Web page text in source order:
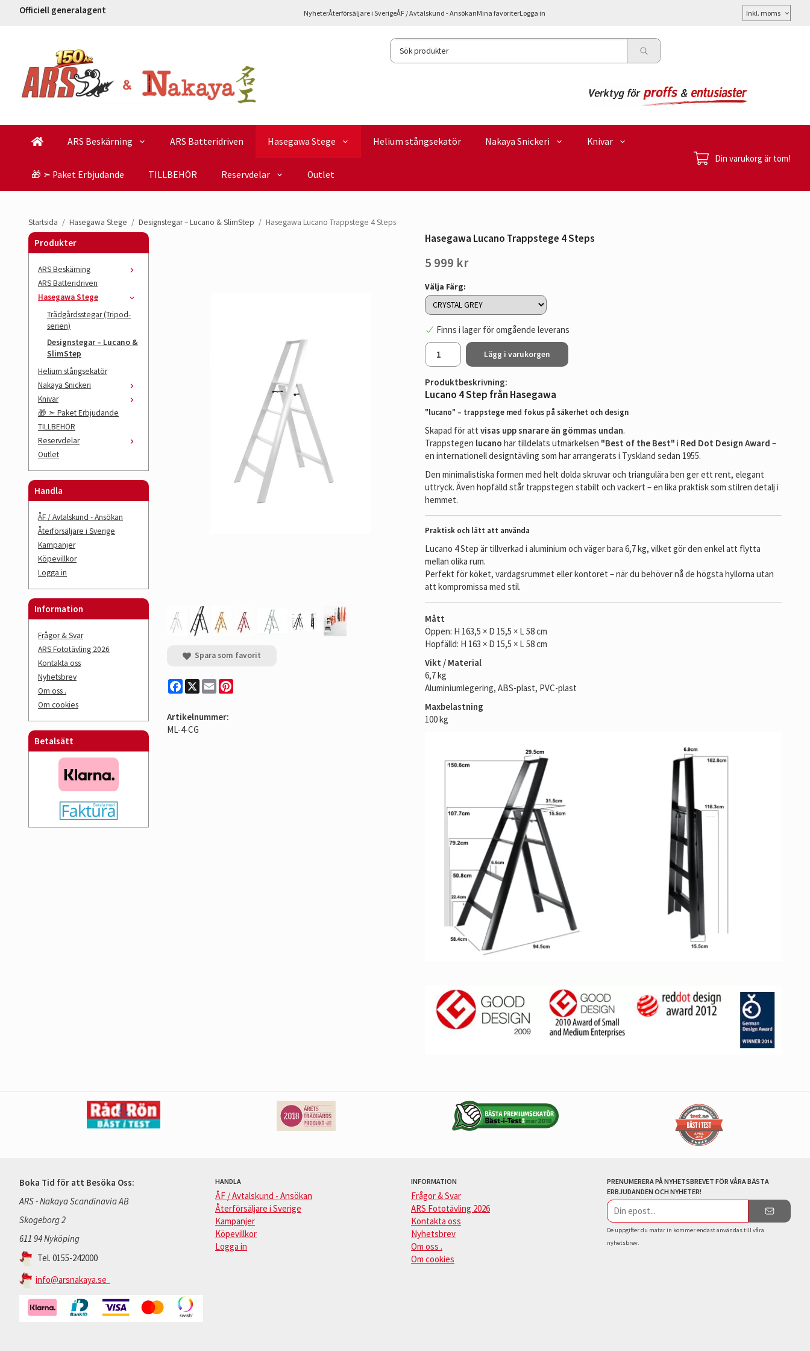
Officiell generalagent NyheterÅterförsäljare i SverigeÅF / Avtalskund - AnsökanMina favoriterLogga in
Välj
moms
ARS Beskärning ARS Batteridriven Hasegawa Stege Helium stångsekatör Nakaya Snickeri Knivar
🎁 ➣ Paket Erbjudande TILLBEHÖR Reservdelar Outlet
Din varukorg är tom!
Startsida / Hasegawa Stege / Designstegar – Lucano & SlimStep / Hasegawa Lucano Trappstege 4 Steps
Produkter
ARS Beskärning
ARS Batteridriven
Hasegawa Stege
Trädgårdsstegar (Tripod-
serien)
Designstegar – Lucano &
SlimStep
Helium stångsekatör
Nakaya Snickeri
Knivar
🎁 ➣ Paket Erbjudande
TILLBEHÖR
Reservdelar
Outlet
Handla
ÅF / Avtalskund - Ansökan
Återförsäljare i Sverige
Kampanjer
Köpevillkor
Logga in
Information
Frågor & Svar
ARS Fototävling 2026
Kontakta oss
Nyhetsbrev
Om oss .
Om cookies
Betalsätt
Hasegawa Lucano Trappstege 4 Steps
5 999 kr
Välja Färg:
Finns i lager för omgående leverans
Lägg i varukorgen
Produktbeskrivning:
Lucano 4 Step från Hasegawa
"lucano" – trappstege med fokus på säkerhet och design
Skapad för att visas upp snarare än gömmas undan.
Trappstegen lucano har tilldelats utmärkelsen "Best of the Best" i Red Dot Design Award –
en internationell designtävling som har arrangerats i Tyskland sedan 1955.
Den minimalistiska formen med helt dolda skruvar och triangulära ben ger ett rent, elegant
uttryck. Även hopfälld står trappstegen stabilt och vackert – en lika praktisk som stilren detalj i
hemmet.
Praktisk och lätt att använda
Lucano 4 Step är tillverkad i aluminium och väger bara 6,7 kg, vilket gör den enkel att flytta
mellan olika rum.
Perfekt för köket, vardagsrummet eller kontoret – när du behöver nå de högsta hyllorna utan
att kompromissa med stil.
Mått
Öppen: H 163,5 × D 15,5 × L 58 cm
Hopfälld: H 163 × D 15,5 × L 58 cm
Vikt / Material
6,7 kg
Aluminiumlegering, ABS-plast, PVC-plast
Maxbelastning
100 kg
Spara som favorit
Facebook
X Email
Artikelnummer:
ML-4-CG
Boka Tid för att Besöka Oss:
ARS - Nakaya Scandinavia AB
Skogeborg 2
611 94 Nyköping
Tel. 0155-242000
info@arsnakaya.se
HANDLA
ÅF / Avtalskund - Ansökan
Återförsäljare i Sverige
Kampanjer
Köpevillkor
Logga in
INFORMATION
Frågor & Svar
ARS Fototävling 2026
Kontakta oss
Nyhetsbrev
Om oss .
Om cookies
PRENUMERERA PÅ NYHETSBREVET FÖR VÅRA BÄSTA
ERBJUDANDEN OCH NYHETER!
E-
postadress
De uppgifter du matar in kommer endast användas till våra
nyhetsbrev.